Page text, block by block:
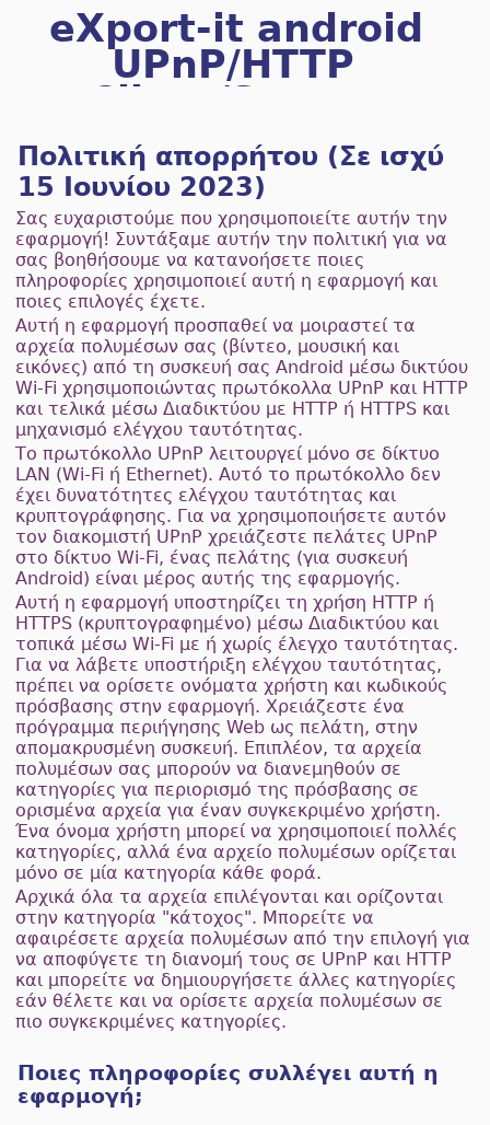
eXport-it android
UPnP/HTTP
Client/Server
Πολιτική απορρήτου (Σε ισχύ
15 Ιουνίου 2023)
Σας ευχαριστούμε που χρησιμοποιείτε αυτήν την
εφαρμογή! Συντάξαμε αυτήν την πολιτική για να
σας βοηθήσουμε να κατανοήσετε ποιες
πληροφορίες χρησιμοποιεί αυτή η εφαρμογή και
ποιες επιλογές έχετε.
Αυτή η εφαρμογή προσπαθεί να μοιραστεί τα
αρχεία πολυμέσων σας (βίντεο, μουσική και
εικόνες) από τη συσκευή σας Android μέσω δικτύου
Wi-Fi χρησιμοποιώντας πρωτόκολλα UPnP και HTTP
και τελικά μέσω Διαδικτύου με HTTP ή HTTPS και
μηχανισμό ελέγχου ταυτότητας.
Το πρωτόκολλο UPnP λειτουργεί μόνο σε δίκτυο
LAN (Wi-Fi ή Ethernet). Αυτό το πρωτόκολλο δεν
έχει δυνατότητες ελέγχου ταυτότητας και
κρυπτογράφησης. Για να χρησιμοποιήσετε αυτόν
τον διακομιστή UPnP χρειάζεστε πελάτες UPnP
στο δίκτυο Wi-Fi, ένας πελάτης (για συσκευή
Android) είναι μέρος αυτής της εφαρμογής.
Αυτή η εφαρμογή υποστηρίζει τη χρήση HTTP ή
HTTPS (κρυπτογραφημένο) μέσω Διαδικτύου και
τοπικά μέσω Wi-Fi με ή χωρίς έλεγχο ταυτότητας.
Για να λάβετε υποστήριξη ελέγχου ταυτότητας,
πρέπει να ορίσετε ονόματα χρήστη και κωδικούς
πρόσβασης στην εφαρμογή. Χρειάζεστε ένα
πρόγραμμα περιήγησης Web ως πελάτη, στην
απομακρυσμένη συσκευή. Επιπλέον, τα αρχεία
πολυμέσων σας μπορούν να διανεμηθούν σε
κατηγορίες για περιορισμό της πρόσβασης σε
ορισμένα αρχεία για έναν συγκεκριμένο χρήστη.
Ένα όνομα χρήστη μπορεί να χρησιμοποιεί πολλές
κατηγορίες, αλλά ένα αρχείο πολυμέσων ορίζεται
μόνο σε μία κατηγορία κάθε φορά.
Αρχικά όλα τα αρχεία επιλέγονται και ορίζονται
στην κατηγορία "κάτοχος". Μπορείτε να
αφαιρέσετε αρχεία πολυμέσων από την επιλογή για
να αποφύγετε τη διανομή τους σε UPnP και HTTP
και μπορείτε να δημιουργήσετε άλλες κατηγορίες
εάν θέλετε και να ορίσετε αρχεία πολυμέσων σε
πιο συγκεκριμένες κατηγορίες.
Ποιες πληροφορίες συλλέγει αυτή η
εφαρμογή;